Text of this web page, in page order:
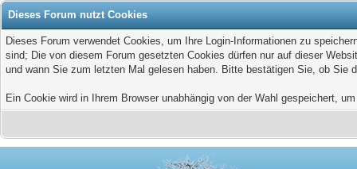
Dieses Forum nutzt Cookies
Dieses Forum verwendet Cookies, um Ihre Login-Informationen zu
sind; Die von diesem Forum gesetzten Cookies dürfen nur auf dieser
und wann Sie zum letzten Mal gelesen haben. Bitte bestätigen Sie, ob Sie
Ein Cookie wird in Ihrem Browser unabhängig von der Wahl gespeichert,